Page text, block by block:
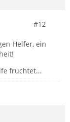
#12
Helfer, ein
fruchtet...